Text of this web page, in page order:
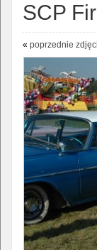
SCP
« poprzednie